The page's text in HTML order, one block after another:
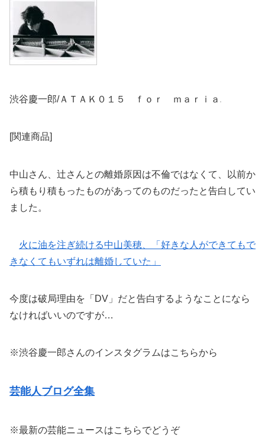
渋谷慶一郎/ＡＴＡＫ０１５ ｆｏｒ ｍａｒｉａ
[関連商品]
中山さん、辻さんとの離婚原因は不倫ではなくて、以前か
ら積もり積もったものがあってのものだったと告白してい
ました。
火に油を注ぎ続ける中山美穂、「好きな人ができてもで
きなくてもいずれは離婚していた」
今度は破局理由を「DV」だと告白するようなことになら
なければいいのですが…
※渋谷慶一郎さんのインスタグラムはこちらから
芸能人ブログ全集
※最新の芸能ニュースはこちらでどうぞ